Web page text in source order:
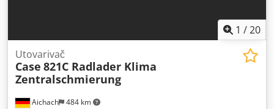
1 /20
Aichach 484 km
Utovarivač
Case 821C Radlader Klima
Zentralschmierung